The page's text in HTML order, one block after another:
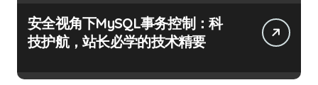
安全视角下MySQL事务控制：科
技护航，站长必学的技术精要